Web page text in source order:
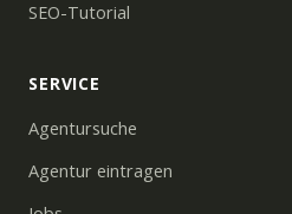
SEO-Tutorial
SERVICE
Agentursuche
Agentur eintragen